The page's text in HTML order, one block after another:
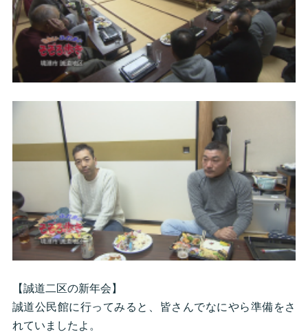
【誠道二区の新年会】
誠道公民館に行ってみると、皆さんでなにやら準備をさ
れていましたよ。